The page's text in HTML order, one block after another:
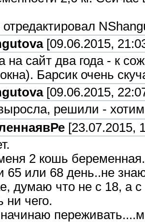
[09.06.2015,
на сайт два года - к
Барсик очень
[09.06.2015,
решили -
[23.07.2015,
2 кошь беременная.
65 или 68 день..не
думаю что не с 18, а
ни чего.